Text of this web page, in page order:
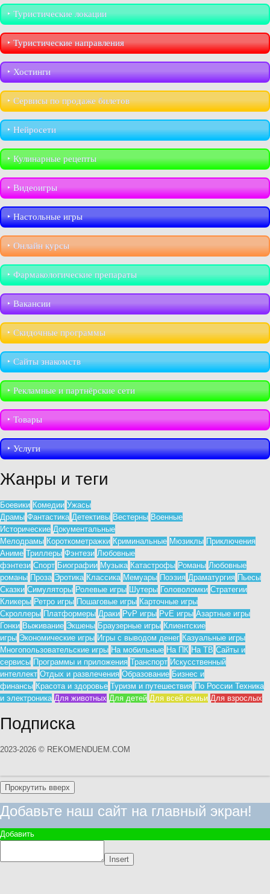
‣︎ Туристические локации
‣︎ Туристические направления
‣︎ Хостинги
‣︎ Сервисы по продаже билетов
‣︎ Нейросети
‣︎ Кулинарные рецепты
‣︎ Видеоигры
‣︎ Настольные игры
‣︎ Онлайн курсы
‣︎ Фармакологические препараты
‣︎ Вакансии
‣︎ Скидочные программы
‣︎ Сайты знакомств
‣︎ Рекламные и партнёрские сети
‣︎ Товары
‣︎ Услуги
Жанры и теги
Боевики Комедии Ужасы
Драмы Фантастика Детективы Вестерны Военные
Исторические Документальные
Мелодрамы Короткометражки Криминальные Мюзиклы Приключения
Аниме Триллеры Фэнтези Любовные
фэнтези Спорт Биографии Музыка Катастрофы Романы Любовные
романы Проза Эротика Классика Мемуары Поэзия Драматургия Пьесы
Сказки Симуляторы Ролевые игры Шутеры Головоломки Стратегии
Кликеры Ретро игры Пошаговые игры Карточные игры
Скроллеры Платформеры Драки PvP игры PvE игры Азартные игры
Гонки Выживание Экшены Браузерные игры Клиентские
игры Экономические игры Игры с выводом денег Казуальные игры
Многопользовательские игры На мобильные На ПК На ТВ Сайты и
сервисы Программы и приложения Транспорт Искусственный
интеллект Отдых и развлечения Образование Бизнес и
финансы Красота и здоровье Туризм и путешествия По России Техника
и электроника Для животных Для детей Для всей семьи Для взрослых
Подписка
2023-2026 © REKOMENDUEM.COM
Прокрутить вверх
Добавьте наш сайт на главный экран!
Добавить
Insert